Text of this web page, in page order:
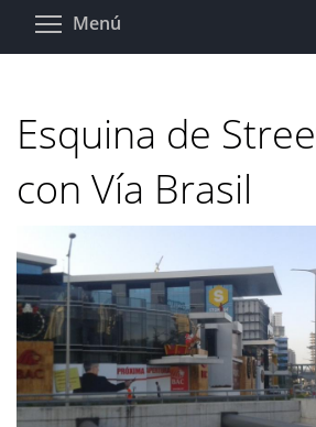
Pasar
Menú
Esquina de
con Vía Brasil